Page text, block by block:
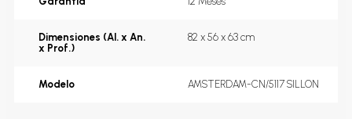
Dimensiones (Al. x An.
x Prof.)
82 x 56 x 63 cm
Modelo AMSTERDAM-CN/5117 SILLON